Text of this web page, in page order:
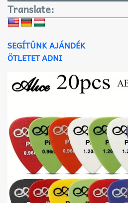
Translate:
SEGÍTÜNK AJÁNDÉK
ÖTLETET ADNI